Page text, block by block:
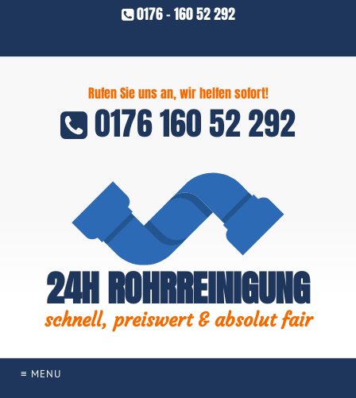
0176 - 160 52 292
Rufen Sie uns an, wir helfen sofort!
0176 160 52 292
24H ROHRREINIGUNG
schnell, preiswert & absolut fair
≡ MENU